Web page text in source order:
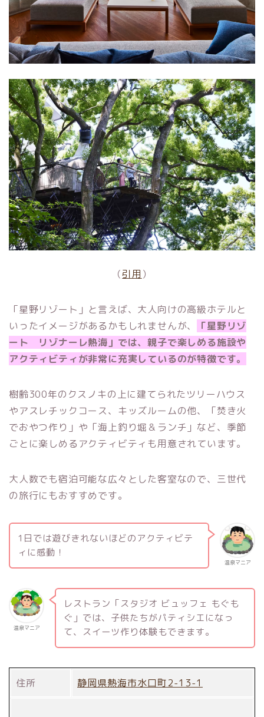
（引用 ）
「星野リゾート」と言えば、大人向けの高級ホテルと
いったイメージがあるかもしれませんが、
「星野リゾ
ート リゾナーレ熱海」では、親子で楽しめる施設や
アクティビティが非常に充実しているのが特徴です。
樹齢300年のクスノキの上に建てられたツリーハウス
やアスレチックコース、キッズルームの他、「焚き火
でおやつ作り」や「海上釣り堀＆ランチ」など、季節
ごとに楽しめるアクティビティも用意されています。
大人数でも宿泊可能な広々とした客室なので、三世代
の旅行にもおすすめです。
温泉マニア
1日では遊びきれないほどのアクティビテ
ィに感動！
温泉マニア
レストラン「スタジオ ビュッフェ もぐも
ぐ」では、子供たちがパティシエになっ
て、スイーツ作り体験もできます。
住所 静岡県熱海市水口町2-13-1